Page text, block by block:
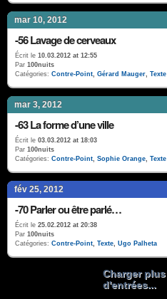
mar 10, 2012
-56 Lavage de cerveaux
Écrit le 10.03.2012 at 12:55
Par 100nuits
Catégories: Contre-Point, Gérard Mauger, Texte
mar 3, 2012
-63 La forme d’une ville
Écrit le 03.03.2012 at 18:03
Par 100nuits
Catégories: Contre-Point, Sophie Orange, Texte
fév 25, 2012
-70 Parler ou être parlé…
Écrit le 25.02.2012 at 20:38
Par 100nuits
Catégories: Contre-Point, Texte, Ugo Palheta
Charger plus
d'entrées...